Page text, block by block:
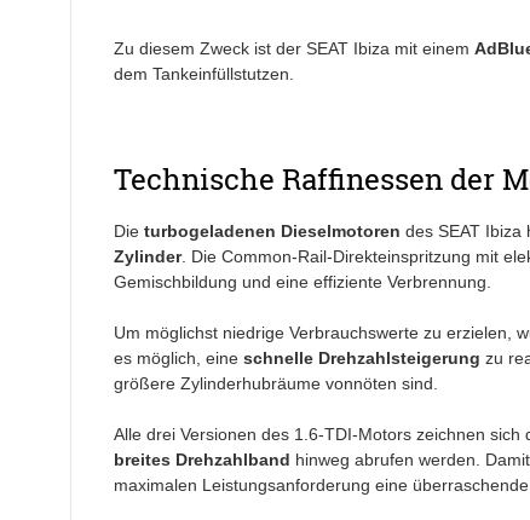
Zu diesem Zweck ist der SEAT Ibiza mit einem
dem Tankeinfüllstutzen.
Technische Raffinessen der
Die turbogeladenen Dieselmotoren des SEAT Ibiza
Zylinder. Die Common-Rail-Direkteinspritzung mit
Gemischbildung und eine effiziente Verbrennung.
Um möglichst niedrige Verbrauchswerte zu erzielen,
es möglich, eine schnelle Drehzahlsteigerung zu
größere Zylinderhubräume vonnöten sind.
Alle drei Versionen des 1.6-TDI-Motors zeichnen
breites Drehzahlband hinweg abrufen werden.
maximalen Leistungsanforderung eine